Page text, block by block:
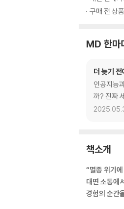
구매 전 상
MD 한마
더 늦기
인공지능
까? 진짜
책소개
“멸종 위기
대면 소통에
경험의 순간